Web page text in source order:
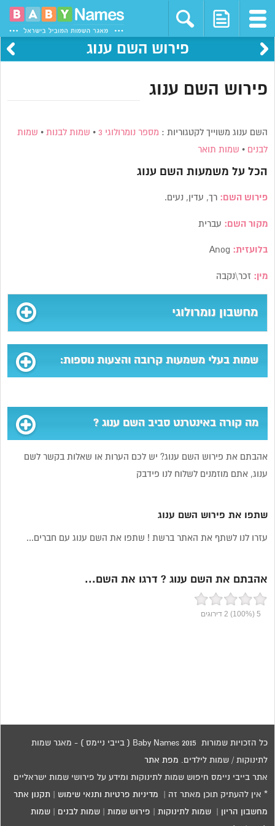
פירוש השם ענוג
פירוש השם ענוג
השם ענוג משוייך לקטגוריות : מספר נומרולוגי 3 • שמות לבנות • שמות
לבנים • שמות תואר
הכל על משמעות השם ענוג
פירוש השם: רך, עדין, נעים.
מקור השם: עברית
בלועזית:
מין: זכר\נקבה
מחשבון נומרולוגי
שמות בעלי משמעות קרובה והצעות נוספות:
מה קורה באינטרנט סביב השם ענוג ?
אהבתם את פירוש השם ענוג? יש לכם הערות או שאלות בקשר לשם
ענוג, אתם מוזמנים לשלוח לנו פידבק
שתפו את פירוש השם ענוג
עזרו לנו לשתף את האתר ברשת ! שתפו את השם ענוג עם חברים...
אהבתם את השם ענוג ? דרגו את השם...
5
(100%)
2 דירוגים
כל הזכויות שמורות 2015 Baby Names ( בייבי ניימס ) - מאגר שמות
לתינוקות / שמות לילדים. מפת אתר
אתר בייבי ניימס חיפוש שמות לתינוקות ומידע על פירושי שמות ישראליים
* אין להעתיק תוכן מאתר זה | מדיניות פרטיות ותנאי שימוש תקנון אתר
מחשבון הריון |שמות לתינוקות פירוש שמות |שמות לבנים |שמות